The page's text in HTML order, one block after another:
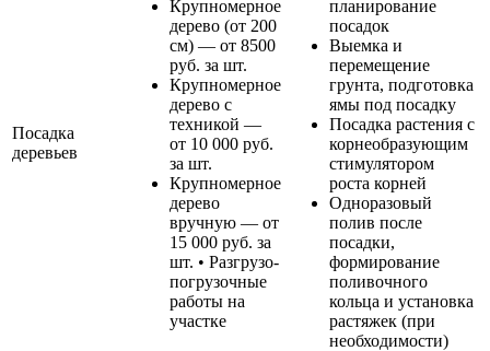
Посадка
деревьев
Крупномерное
дерево (от 200
см) — от 8500
руб. за шт.
Крупномерное
дерево с
техникой —
от 10 000 руб.
за шт.
Крупномерное
дерево
вручную — от
15 000 руб. за
шт. • Разгрузо-
погрузочные
работы на
участке
планирование
посадок
Выемка и
перемещение
грунта, подготовка
ямы под посадку
Посадка растения с
корнеобразующим
стимулятором
роста корней
Одноразовый
полив после
посадки,
формирование
поливочного
кольца и установка
растяжек (при
необходимости)